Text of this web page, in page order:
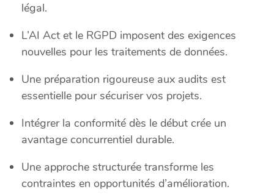
légal.
L’AI Act et le RGPD imposent des exigences
nouvelles pour les traitements de données.
Une préparation rigoureuse aux audits est
essentielle pour sécuriser vos projets.
Intégrer la conformité dès le début crée un
avantage concurrentiel durable.
Une approche structurée transforme les
contraintes en opportunités d’amélioration.